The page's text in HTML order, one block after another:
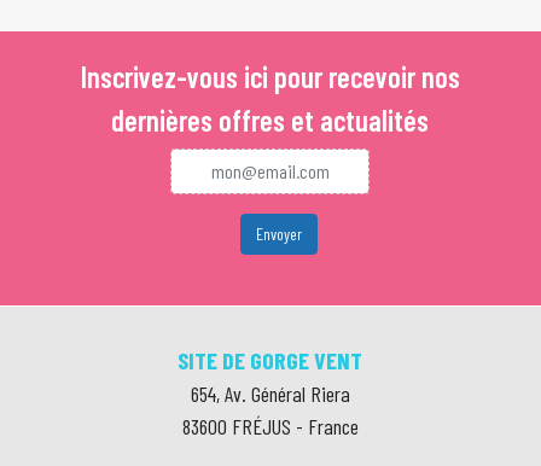
Inscrivez-vous ici pour recevoir nos
dernières offres et actualités
SITE DE GORGE VENT
654, Av. Général Riera
83600 FRÉJUS - France